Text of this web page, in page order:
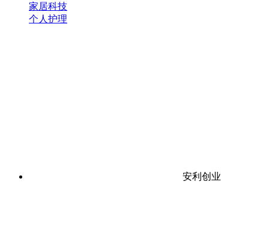
家居科技
个人护理
安利创业